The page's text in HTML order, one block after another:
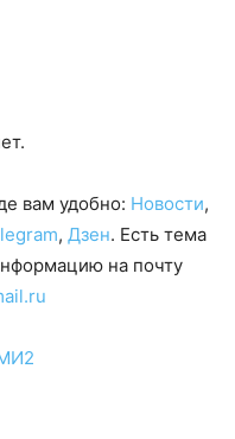
вам удобно: Новости,
, Дзен. Есть тема
на почту